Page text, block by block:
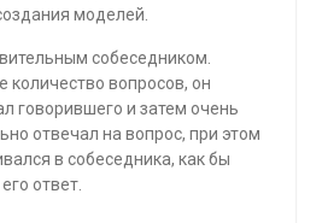
моделей.
собеседником.
количество вопросов, он
говорившего и затем очень
отвечал на вопрос, при этом
в собеседника, как бы
ответ.